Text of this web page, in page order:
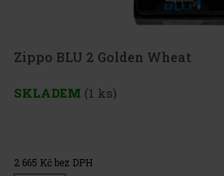
Golden Wheat
ks)